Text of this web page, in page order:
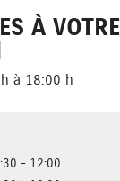
À VOTRE
à 18:00 h
- 12:00